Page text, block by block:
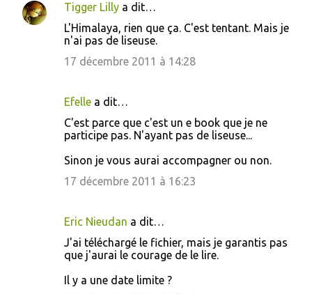
Tigger Lilly a dit…
L'Himalaya, rien que ça. C'est tentant. Mais je
n'ai pas de liseuse.
17 décembre 2011 à 14:28
Efelle a dit…
C'est parce que c'est un e book que je ne
participe pas. N'ayant pas de liseuse...
Sinon je vous aurai accompagner ou non.
17 décembre 2011 à 16:23
Eric Nieudan a dit…
J'ai téléchargé le fichier, mais je garantis pas
que j'aurai le courage de le lire.
Il y a une date limite ?